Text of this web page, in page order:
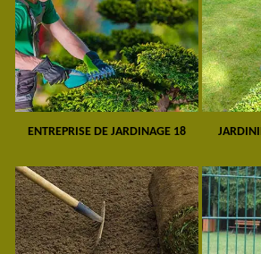
ENTREPRISE DE JARDINAGE 18